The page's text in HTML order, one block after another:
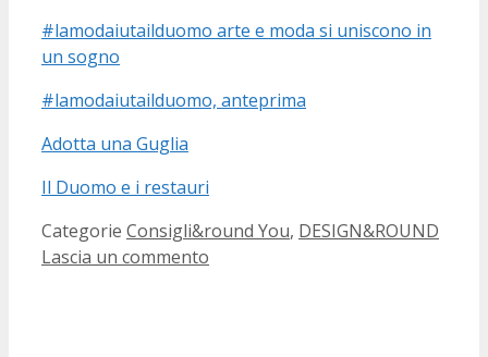
#lamodaiutailduomo arte e moda si uniscono in
un sogno
#lamodaiutailduomo, anteprima
Adotta una Guglia
Il Duomo e i restauri
Categorie Consigli&round You, DESIGN&ROUND
Lascia un commento